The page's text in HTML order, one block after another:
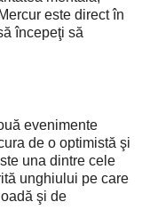
este direct în
începeţi să
evenimente
de o optimistă şi
una dintre cele
unghiului pe care
şi de